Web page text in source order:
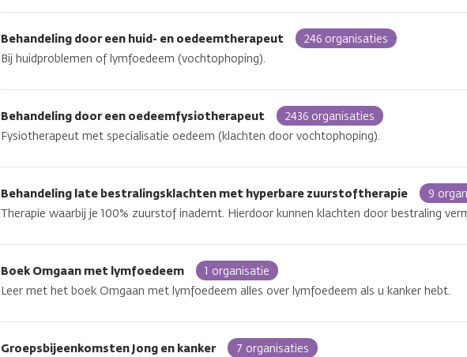
Behandeling door een huid- en oedeemtherapeut
246 organisaties
Bij huidproblemen of lymfoedeem (vochtophoping).
Behandeling door een oedeemfysiotherapeut
2436 organisaties
Fysiotherapeut met specialisatie oedeem (klachten door vochtophoping).
Behandeling late bestralingsklachten met hyperbare zuurstoftherapie
9
Therapie waarbij je 100% zuurstof inademt. Hierdoor kunnen klachten door bestraling
Boek Omgaan met lymfoedeem
1 organisatie
Leer met het boek Omgaan met lymfoedeem alles over lymfoedeem als u kanker hebt.
Groepsbijeenkomsten Jong en kanker
7 organisaties